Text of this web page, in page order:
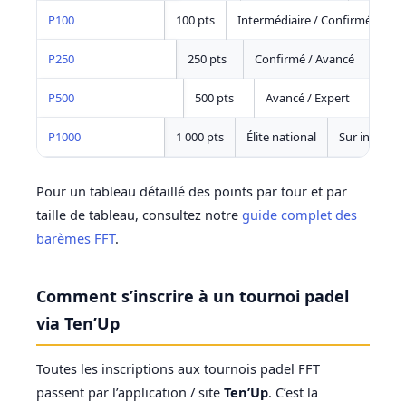
P100 100 pts Intermédiaire / Confirmé
P250 250 pts Confirmé / Avancé
P500 500 pts Avancé / Expert
P1000 1 000 pts Élite national Sur
Pour un tableau détaillé des points par tour et par
taille de tableau, consultez notre guide complet des
barèmes FFT.
Comment s’inscrire à un tournoi padel
via Ten’Up
Toutes les inscriptions aux tournois padel FFT
passent par l’application / site Ten’Up. C’est la